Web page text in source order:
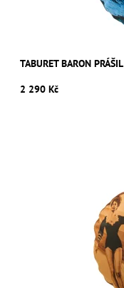
TABURET BARON PRÁŠIL
2 290 Kč